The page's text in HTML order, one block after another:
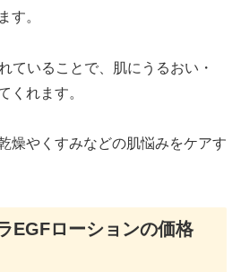
す。
ていることで、肌にうるおい・
くれます。
燥やくすみなどの肌悩みをケアす
EGFローションの価格